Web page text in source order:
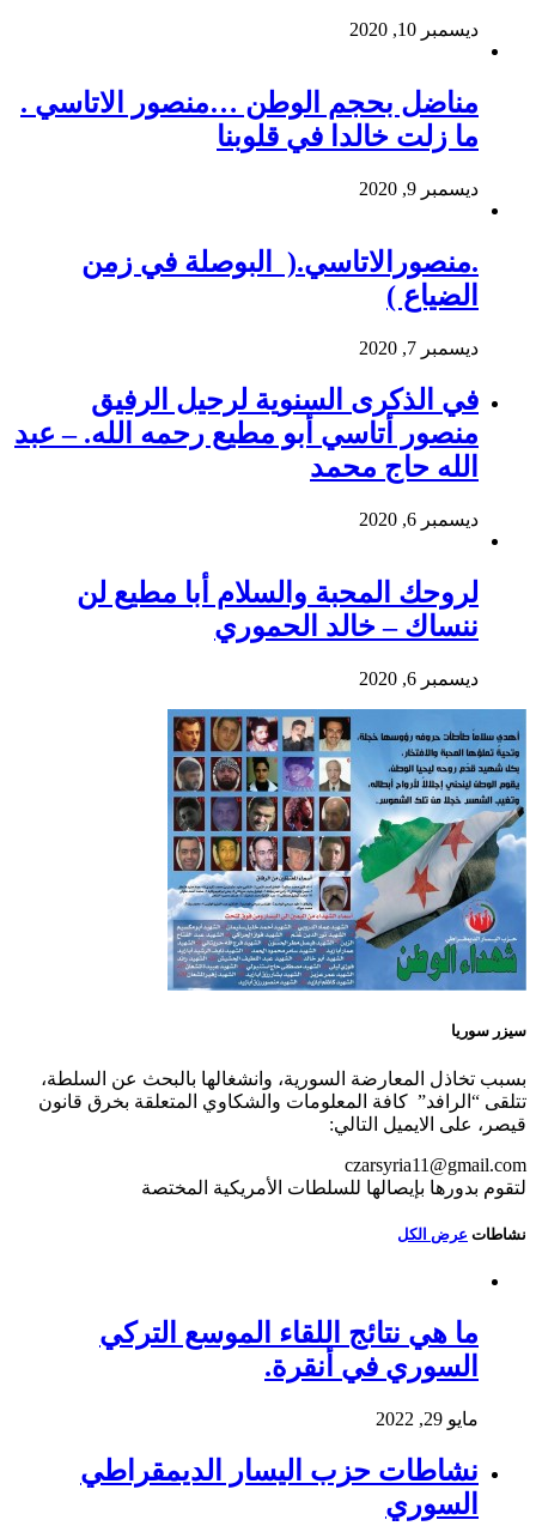
ديسمبر 10, 2020
مناضل بحجم الوطن …منصور الاتاسي .
ما زلت خالدا في قلوبنا
ديسمبر 9, 2020
.منصورالاتاسي.( البوصلة في زمن
الضياع )
ديسمبر 7, 2020
في الذكرى السنوية لرحيل الرفيق
منصور أتاسي أبو مطيع رحمه الله. – عبد
الله حاج محمد
ديسمبر 6, 2020
لروحك المحبة والسلام أبا مطيع لن
ننساك – خالد الحموري
ديسمبر 6, 2020
سيزر سوريا
بسبب تخاذل المعارضة السورية، وانشغالها بالبحث عن السلطة،
تتلقى “الرافد” كافة المعلومات والشكاوي المتعلقة بخرق قانون
قيصر، على الايميل التالي:
czarsyria11@gmail.com
لتقوم بدورها بإيصالها للسلطات الأمريكية المختصة
نشاطات عرض الكل
ما هي نتائج اللقاء الموسع التركي
السوري في أنقرة.
مايو 29, 2022
نشاطات حزب اليسار الديمقراطي
السوري